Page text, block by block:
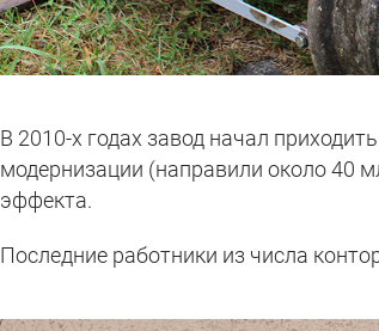
В 2010-х годах завод начал
модернизации (направили около 40
эффекта.
Последние работники из числа